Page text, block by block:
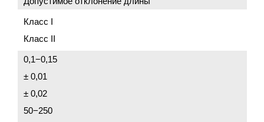
Класс I
Класс II
0,1−0,15
± 0,01
± 0,02
50−250